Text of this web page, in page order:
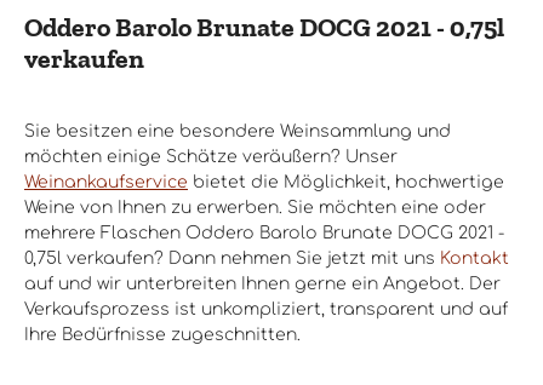
Oddero Barolo Brunate DOCG 2021 - 0,75l
verkaufen
Sie besitzen eine besondere Weinsammlung und
möchten einige Schätze veräußern? Unser
Weinankaufservice bietet die Möglichkeit, hochwertige
Weine von Ihnen zu erwerben. Sie möchten eine oder
mehrere Flaschen Oddero Barolo Brunate DOCG 2021 -
0,75l verkaufen? Dann nehmen Sie jetzt mit uns Kontakt
auf und wir unterbreiten Ihnen gerne ein Angebot. Der
Verkaufsprozess ist unkompliziert, transparent und auf
Ihre Bedürfnisse zugeschnitten.